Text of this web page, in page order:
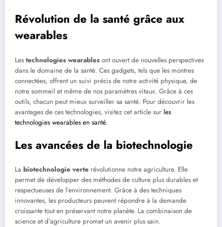
Révolution de la santé grâce aux
wearables
Les technologies wearables ont ouvert de nouvelles perspectives
dans le domaine de la santé. Ces gadgets, tels que les montres
connectées, offrent un suivi précis de notre activité physique, de
notre sommeil et même de nos paramètres vitaux. Grâce à ces
outils, chacun peut mieux surveiller sa santé. Pour découvrir les
avantages de ces technologies, visitez cet article sur les
technologies wearables en santé.
Les avancées de la biotechnologie
La biotechnologie verte révolutionne notre agriculture. Elle
permet de développer des méthodes de culture plus durables et
respectueuses de l’environnement. Grâce à des techniques
innovantes, les producteurs peuvent répondre à la demande
croissante tout en préservant notre planète. La combinaison de
science et d’agriculture promet un avenir plus sain.